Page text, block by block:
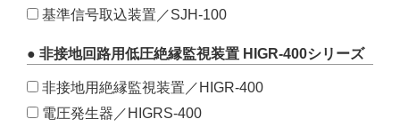
基準信号取込装置／SJH-100
● 非接地回路用低圧絶縁監視装置 HIGR-400シリーズ
非接地用絶縁監視装置／HIGR-400
電圧発生器／HIGRS-400